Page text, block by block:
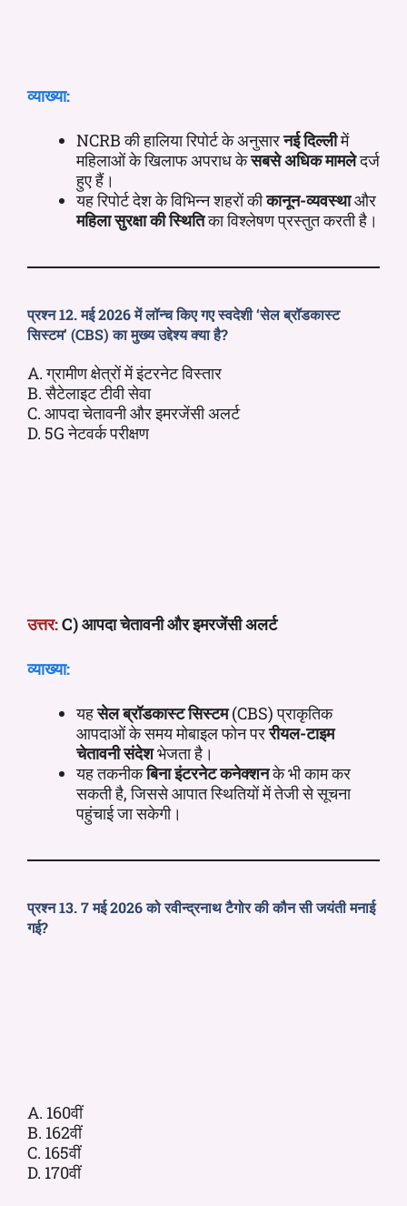
व्याख्या:
NCRB की हालिया रिपोर्ट के अनुसारनई दिल्लीमें
महिलाओं के खिलाफ अपराध केसबसे अधिक मामलेदर्ज
हुए हैं।
यह रिपोर्ट देश के विभिन्न शहरों कीकानून-व्यवस्थाऔर
महिला सुरक्षा की स्थितिका विश्लेषण प्रस्तुत करती है।
प्रश्न 12. मई 2026 में लॉन्च किए गए स्वदेशी ‘सेल ब्रॉडकास्ट
सिस्टम’ (CBS) का मुख्य उद्देश्य क्या है?
A. ग्रामीण क्षेत्रों में इंटरनेट विस्तार
B. सैटेलाइट टीवी सेवा
C. आपदा चेतावनी और इमरजेंसी अलर्ट
D. 5G नेटवर्क परीक्षण
उत्तर:C) आपदा चेतावनी और इमरजेंसी अलर्ट
व्याख्या:
यहसेल ब्रॉडकास्टसिस्टम(CBS) प्राकृतिक
आपदाओं के समय मोबाइल फोन पररीयल-टाइम
चेतावनी संदेशभेजता है।
यह तकनीकबिना इंटरनेट कनेक्शनके भी काम कर
सकती है, जिससे आपात स्थितियों में तेजी से सूचना
पहुंचाई जा सकेगी।
प्रश्न 13. 7 मई 2026 को रवीन्द्रनाथ टैगोर की कौन सी जयंती मनाई
गई?
A. 160वीं
B. 162वीं
C. 165वीं
D. 170वीं